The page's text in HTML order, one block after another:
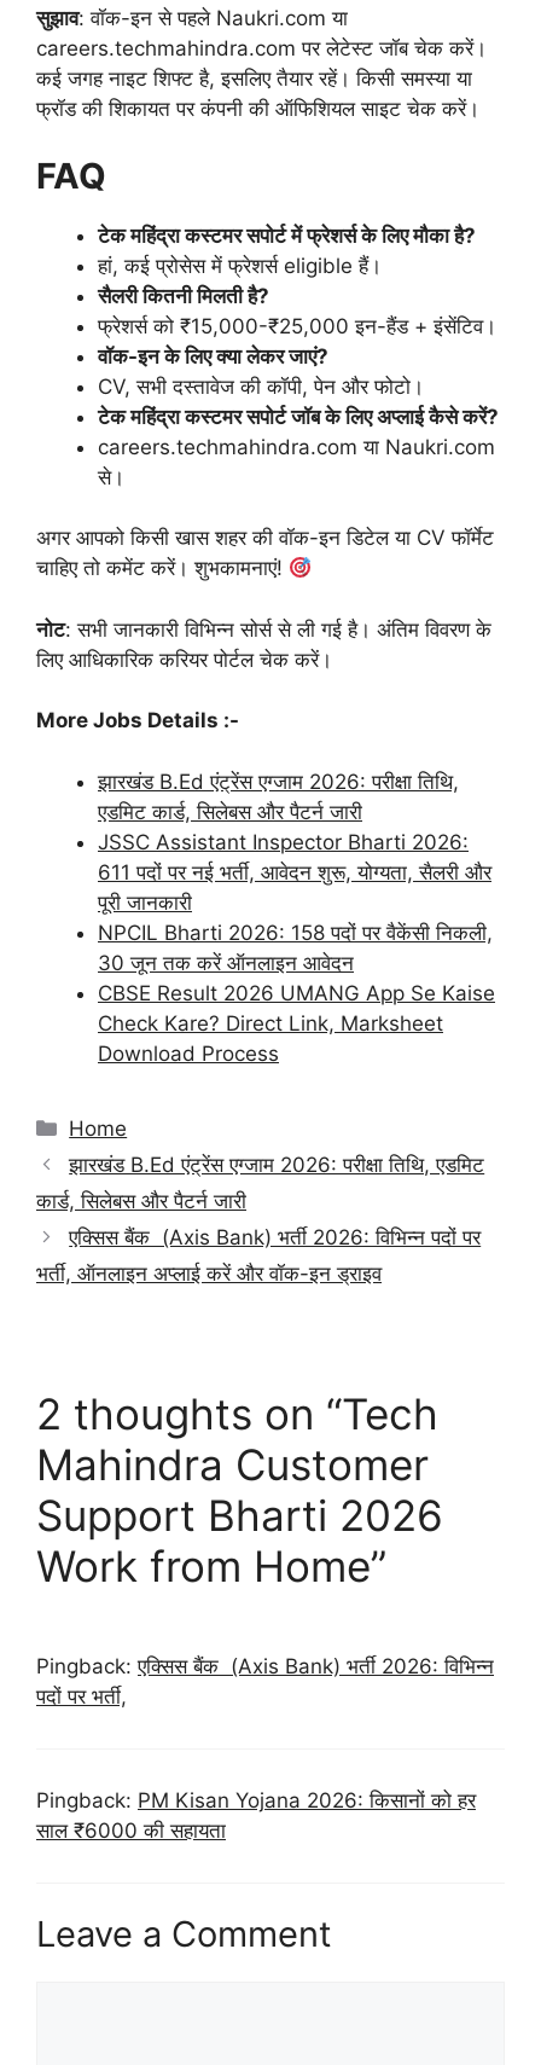
सुझाव: वॉक-इन से पहले Naukri.com या
careers.techmahindra.com पर लेटेस्ट जॉब चेक करें।
कई जगह नाइट शिफ्ट है, इसलिए तैयार रहें। किसी समस्या या
फ्रॉड की शिकायत पर कंपनी की ऑफिशियल साइट चेक करें।
FAQ
टेक महिंद्रा कस्टमर सपोर्ट में फ्रेशर्स के लिए मौका है?
हां, कई प्रोसेस में फ्रेशर्स eligible हैं।
सैलरी कितनी मिलती है?
फ्रेशर्स को ₹15,000-₹25,000 इन-हैंड + इंसेंटिव।
वॉक-इन के लिए क्या लेकर जाएं?
CV, सभी दस्तावेज की कॉपी, पेन और फोटो।
टेक महिंद्रा कस्टमर सपोर्ट जॉब के लिए अप्लाई कैसे करें?
careers.techmahindra.com या Naukri.com
से।
अगर आपको किसी खास शहर की वॉक-इन डिटेल या CV फॉर्मेट
चाहिए तो कमेंट करें। शुभकामनाएं!
नोट: सभी जानकारी विभिन्न सोर्स से ली गई है। अंतिम विवरण के
लिए आधिकारिक करियर पोर्टल चेक करें।
More Jobs Details :-
झारखंड B.Ed एंट्रेंस एग्जाम 2026: परीक्षा तिथि,
एडमिट कार्ड, सिलेबस और पैटर्न जारी
JSSC Assistant Inspector Bharti 2026:
611 पदों पर नई भर्ती, आवेदन शुरू, योग्यता, सैलरी और
पूरी जानकारी
NPCIL Bharti 2026: 158 पदों पर वैकेंसी निकली,
30 जून तक करें ऑनलाइन आवेदन
CBSE Result 2026 UMANG App Se Kaise
Check Kare? Direct Link, Marksheet
Download Process
Categories
Home
झारखंड B.Ed एंट्रेंस एग्जाम 2026: परीक्षा तिथि, एडमिट
कार्ड, सिलेबस और पैटर्न जारी
एक्सिस बैंक (Axis Bank) भर्ती 2026: विभिन्न पदों पर
भर्ती, ऑनलाइन अप्लाई करें और वॉक-इन ड्राइव
2 thoughts on “Tech
Mahindra Customer
Support Bharti 2026
Work from Home”
Pingback:एक्सिस बैंक (Axis Bank) भर्ती 2026: विभिन्न
पदों पर भर्ती,
Pingback: PM Kisan Yojana 2026: किसानों को हर
साल ₹6000 की सहायता
Leave a Comment